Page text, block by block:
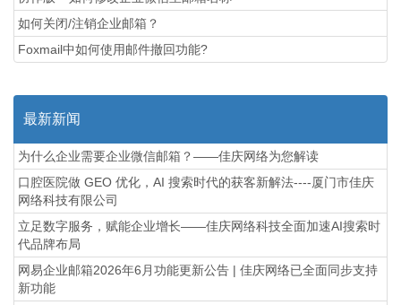
如何关闭/注销企业邮箱？
Foxmail中如何使用邮件撤回功能?
最新新闻
为什么企业需要企业微信邮箱？——佳庆网络为您解读
口腔医院做 GEO 优化，AI 搜索时代的获客新解法----厦门市佳庆
网络科技有限公司
立足数字服务，赋能企业增长——佳庆网络科技全面加速AI搜索时
代品牌布局
网易企业邮箱2026年6月功能更新公告 | 佳庆网络已全面同步支持
新功能